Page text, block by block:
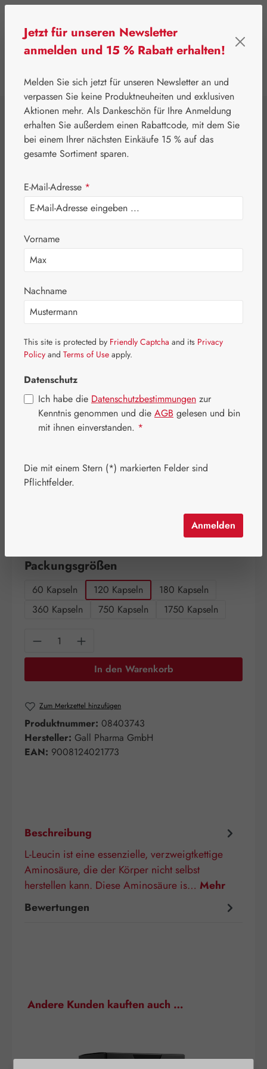
⌂ Gall Pharma Aminosäuren
L-Leucin 500 mg
GPH Kapseln
Bildergalerie überspringen
Regulärer Preis:
70,80 €
Inhalt:0.073 Kilogramm
Packungsgrößen
60 Kapseln 120 Kapseln
180 Kapseln
360 Kapseln
750 Kapseln 1750 Kapseln
Produkt Anzahl: Gib den gewünschten
In den Warenkorb
Zum Merkzettel hinzufügen
Produktnummer: 08403743
Hersteller: Gall Pharma GmbH
EAN: 9008124021773
Beschreibung
L-Leucin ist eine essenzielle, verzweigtkettige
Aminosäure, die der Körper nicht selbst
herstellen kann. Diese Aminosäure is… Mehr
Bewertungen
Produktgalerie überspringen
Andere Kunden kauften auch …
Jetzt für unseren Newsletter
anmelden und 15 % Rabatt erhalten!
Melden Sie sich jetzt für unseren Newsletter an und
verpassen Sie keine Produktneuheiten und exklusiven
Aktionen mehr. Als Dankeschön für Ihre Anmeldung
erhalten Sie außerdem einen Rabattcode, mit dem Sie
bei einem Ihrer nächsten Einkäufe 15 % auf das
gesamte Sortiment sparen.
E-Mail-Adresse *
Vorname
Nachname
This site is protected by Friendly Captcha and its Privacy
Policy and Terms of Use apply.
Datenschutz
Ich habe die Datenschutzbestimmungen zur
Kenntnis genommen und die AGB gelesen und bin
mit ihnen einverstanden. *
Die mit einem Stern (*) markierten Felder sind
Pflichtfelder.
Anmelden